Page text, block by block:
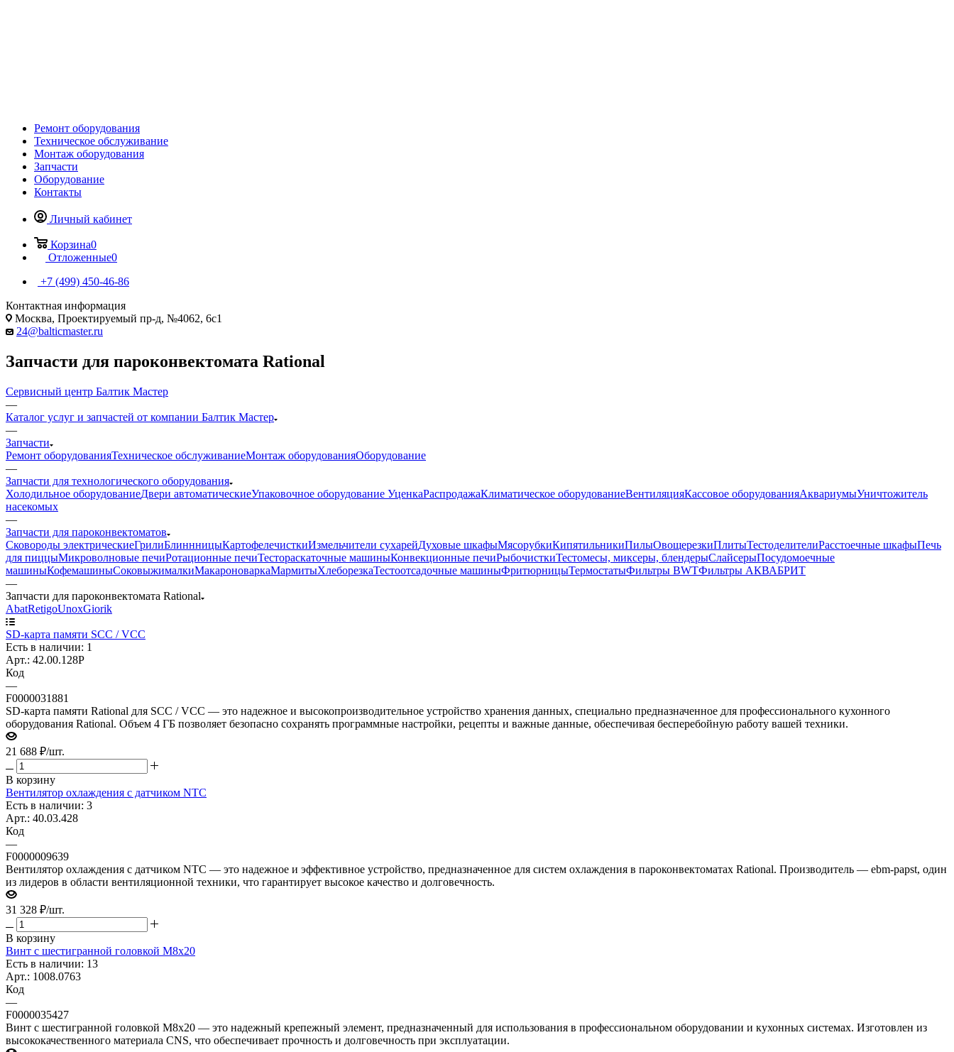
Ремонт оборудования
Техническое обслуживание
Монтаж оборудования
Запчасти
Оборудование
Контакты
Личный кабинет
Корзина0
Отложенные0
+7 (499) 450-46-86
Контактная информация
Москва, Проектируемый пр-д, №4062, 6с1
24@balticmaster.ru
Запчасти для пароконвектомата Rational
Сервисный центр Балтик Мастер
—
Каталог услуг и запчастей от компании Балтик Мастер
—
Запчасти
Ремонт оборудованияТехническое обслуживаниеМонтаж оборудованияОборудование
—
Запчасти для технологического оборудования
Холодильное оборудованиеДвери автоматическиеУпаковочное оборудование УценкаРаспродажаКлиматическое оборудованиеВентиляцияКассовое оборудованияАквариумыУничтожитель
насекомых
—
Запчасти для пароконвектоматов
Cковороды электрическиеГрилиБлиннницыКартофелечисткиИзмельчители сухарейДуховые шкафыМясорубкиКипятильникиПилыОвощерезкиПлитыТестоделителиРасстоечные шкафыПечь
для пиццыМикроволновые печиРотационные печиТестораскаточные машиныКонвекционные печиРыбочисткиТестомесы, миксеры, блендерыСлайсерыПосудомоечные
машиныКофемашиныСоковыжималкиМакароноваркаМармитыХлеборезкаТестоотсадочные машиныФритюрницыТермостатыФильтры BWTФильтры АКВАБРИТ
—
Запчасти для пароконвектомата Rational
AbatRetigoUnoxGiorik
SD-карта памяти SCC / VCC
Есть в наличии: 1
Арт.: 42.00.128P
Код
—
F0000031881
SD-карта памяти Rational для SCC / VCC — это надежное и высокопроизводительное устройство хранения данных, специально предназначенное для профессионального кухонного
оборудования Rational. Объем 4 ГБ позволяет безопасно сохранять программные настройки, рецепты и важные данные, обеспечивая бесперебойную работу вашей техники.
21 688 ₽/шт.
В корзину
Вентилятор охлаждения с датчиком NTC
Есть в наличии: 3
Арт.: 40.03.428
Код
—
F0000009639
Вентилятор охлаждения с датчиком NTC — это надежное и эффективное устройство, предназначенное для систем охлаждения в пароконвектоматах Rational. Производитель — ebm-papst, один
из лидеров в области вентиляционной техники, что гарантирует высокое качество и долговечность.
31 328 ₽/шт.
В корзину
Винт с шестигранной головкой М8х20
Есть в наличии: 13
Арт.: 1008.0763
Код
—
F0000035427
Винт с шестигранной головкой М8х20 — это надежный крепежный элемент, предназначенный для использования в профессиональном оборудовании и кухонных системах. Изготовлен из
высококачественного материала CNS, что обеспечивает прочность и долговечность при эксплуатации.